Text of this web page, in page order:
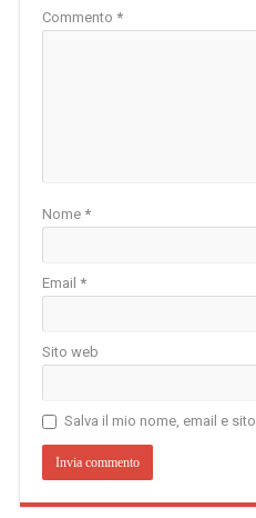
Commento *
Nome *
Email *
Sito web
Salva il mio nome, email e